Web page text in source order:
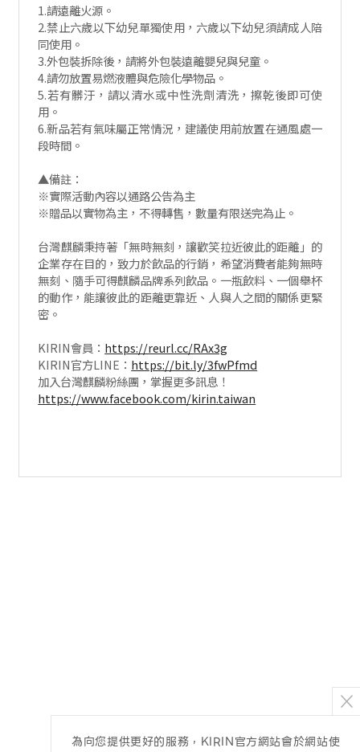
1.請遠離火源。
2.禁止六歲以下幼兒單獨使用，六歲以下幼兒須請成人陪
同使用。
3.外包裝拆除後，請將外包裝遠離嬰兒與兒童。
4.請勿放置易燃液體與危險化學物品。
5.若有髒汙，請以清水或中性洗劑清洗，擦乾後即可使
用。
6.新品若有氣味屬正常情況，建議使用前放置在通風處一
段時間。
▲備註：
※實際活動內容以通路公告為主
※贈品以實物為主，不得轉售，數量有限送完為止。
台灣麒麟秉持著「無時無刻，讓歡笑拉近彼此的距離」的
企業存在目的，致力於飲品的行銷，希望消費者能夠無時
無刻、隨手可得麒麟品牌系列飲品。一瓶飲料、一個舉杯
的動作，能讓彼此的距離更靠近、人與人之間的關係更緊
密。
KIRIN會員： https://reurl.cc/RAx3g
KIRIN官方LINE： https://bit.ly/3fwPfmd
加入台灣麒麟粉絲團，掌握更多訊息！
https://www.facebook.com/kirin.taiwan
為向您提供更好的服務，KIRIN官方網站會於網站使